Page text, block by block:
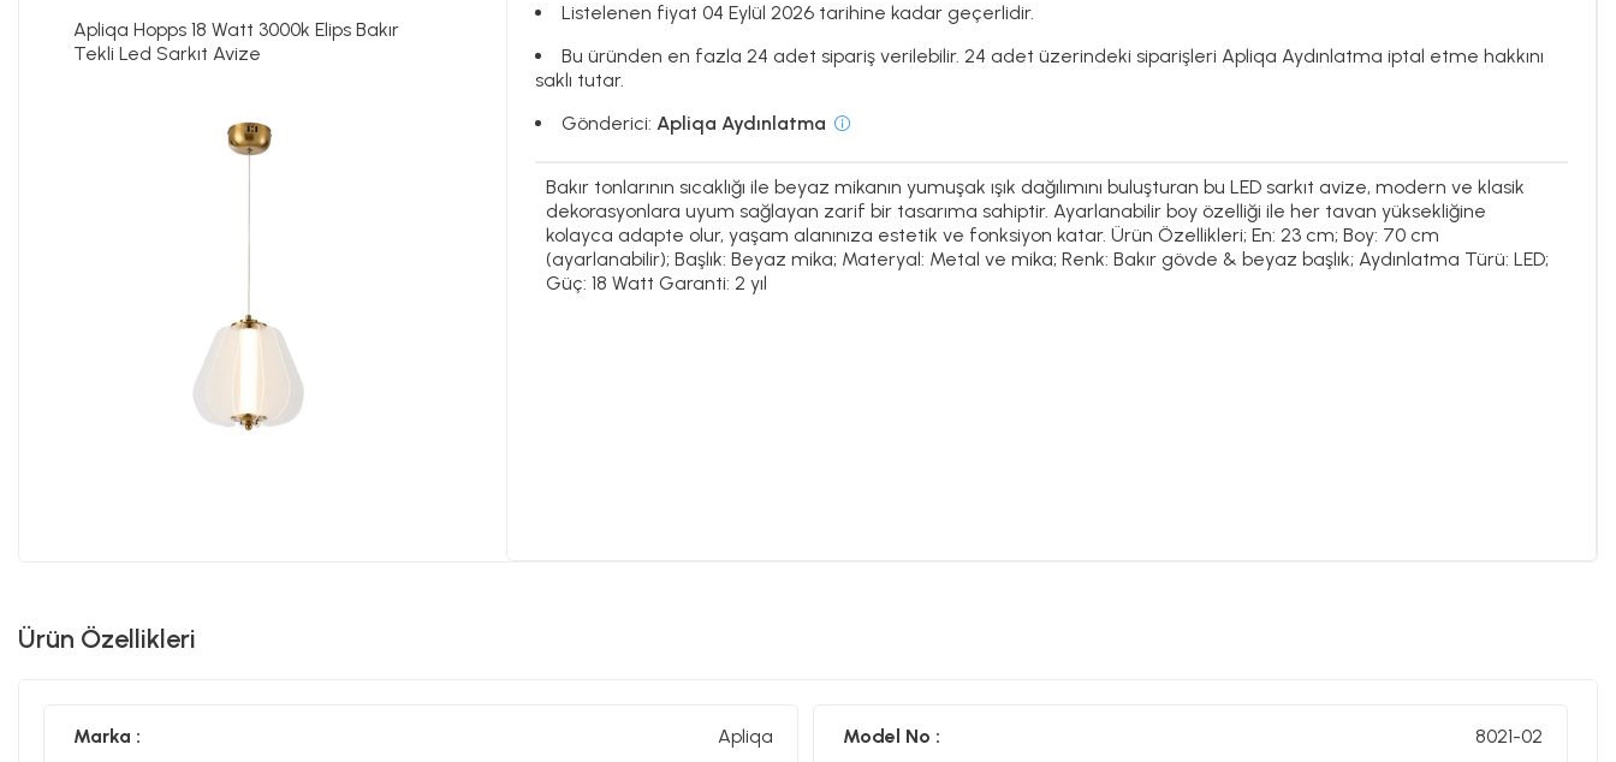
Apliqa Hopps 18 Watt 3000k Elips Bakır
Tekli Led Sarkıt Avize
Listelenen fiyat 04 Eylül 2026 tarihine kadar geçerlidir.
Bu üründen en fazla 24 adet sipariş verilebilir. 24 adet üzerindeki siparişleri Apliqa Aydınlatma iptal etme hakkını
saklı tutar.
Gönderici: Apliqa Aydınlatma
Bakır tonlarının sıcaklığı ile beyaz mikanın yumuşak ışık dağılımını buluşturan bu LED sarkıt avize, modern ve klasik
dekorasyonlara uyum sağlayan zarif bir tasarıma sahiptir. Ayarlanabilir boy özelliği ile her tavan yüksekliğine
kolayca adapte olur, yaşam alanınıza estetik ve fonksiyon katar. Ürün Özellikleri; En: 23 cm; Boy: 70 cm
(ayarlanabilir); Başlık: Beyaz mika; Materyal: Metal ve mika; Renk: Bakır gövde & beyaz başlık; Aydınlatma Türü: LED;
Güç: 18 Watt Garanti: 2 yıl
Ürün Özellikleri
Marka : Apliqa Model No : 8021-02